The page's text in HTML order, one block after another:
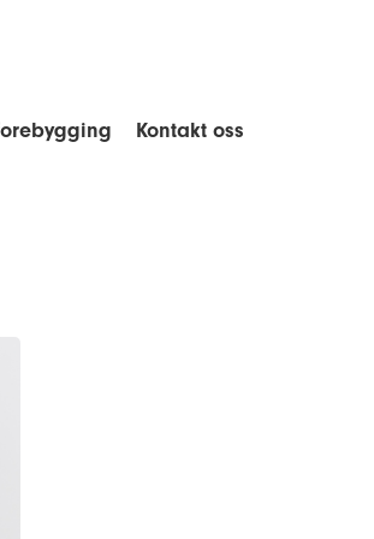
Kontakt oss